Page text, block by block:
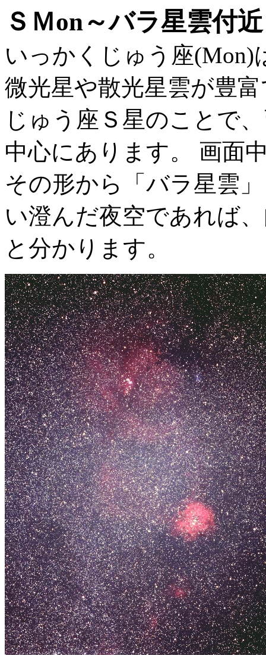
ＳＭon～バラ星雲付近
いっかくじゅう座(Mon)
微光星や散光星雲が豊
じゅう座Ｓ星のことで
中心にあります。 画面
その形から「バラ星雲
い澄んだ夜空であれば
と分かります。